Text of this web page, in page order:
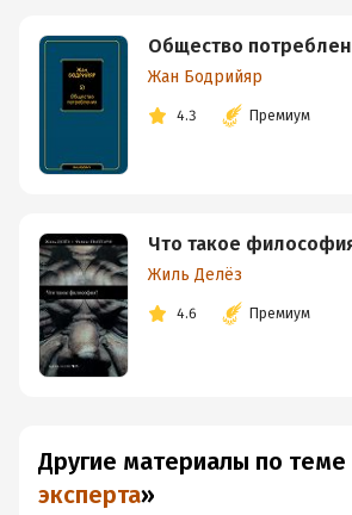
Общество
Жан Бодрийяр
4.3 Премиум
Что такое
Жиль Делёз
4.6 Премиум
Другие материалы по теме
эксперта»